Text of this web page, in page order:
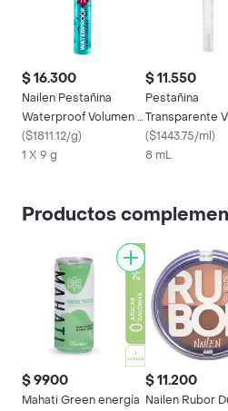
$ 16.300
Nailen Pestañina
Waterproof Volumen y
Alargamiento
($1811.12/g)
1 X 9 g
$ 11.550
Pestañina
Transparente
($1443.75/ml)
8 mL
Productos
$ 9900
Mahati Green energía
$ 11.200
Nailen Rubor